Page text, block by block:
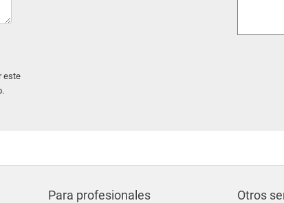
este
Para profesionales Otros